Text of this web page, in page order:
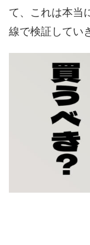
て、これは本当
線で検証してい